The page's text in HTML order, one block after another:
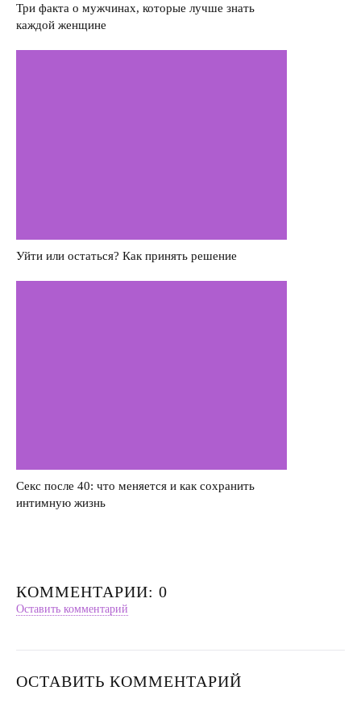
Три факта о мужчинах, которые лучше знать
каждой женщине
Уйти или остаться? Как принять решение
Секс после 40: что меняется и как сохранить
интимную жизнь
КОММЕНТАРИИ: 0
Оставить комментарий
ОСТАВИТЬ КОММЕНТАРИЙ
Насилие в семье